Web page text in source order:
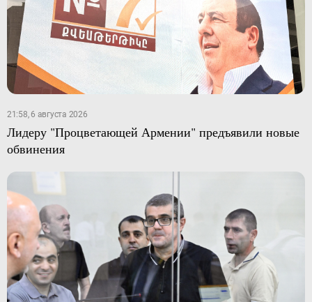
21:58, 6 августа 2026
Лидеру "Процветающей Армении" предъявили новые
обвинения